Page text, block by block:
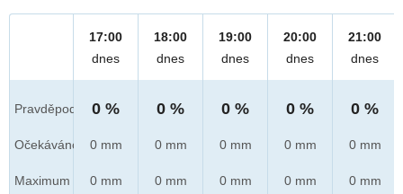
Pravděpod.
Očekáváno
Maximum
17:00
dnes
0 %
0 mm
0 mm
18:00
dnes
0 %
0 mm
0 mm
19:00
dnes
0 %
0 mm
0 mm
20:00
dnes
0 %
0 mm
0 mm
21:00
dnes
0 %
0 mm
0 mm